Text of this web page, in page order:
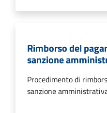
Rimborso del
sanzione
Procedimento di
sanzione